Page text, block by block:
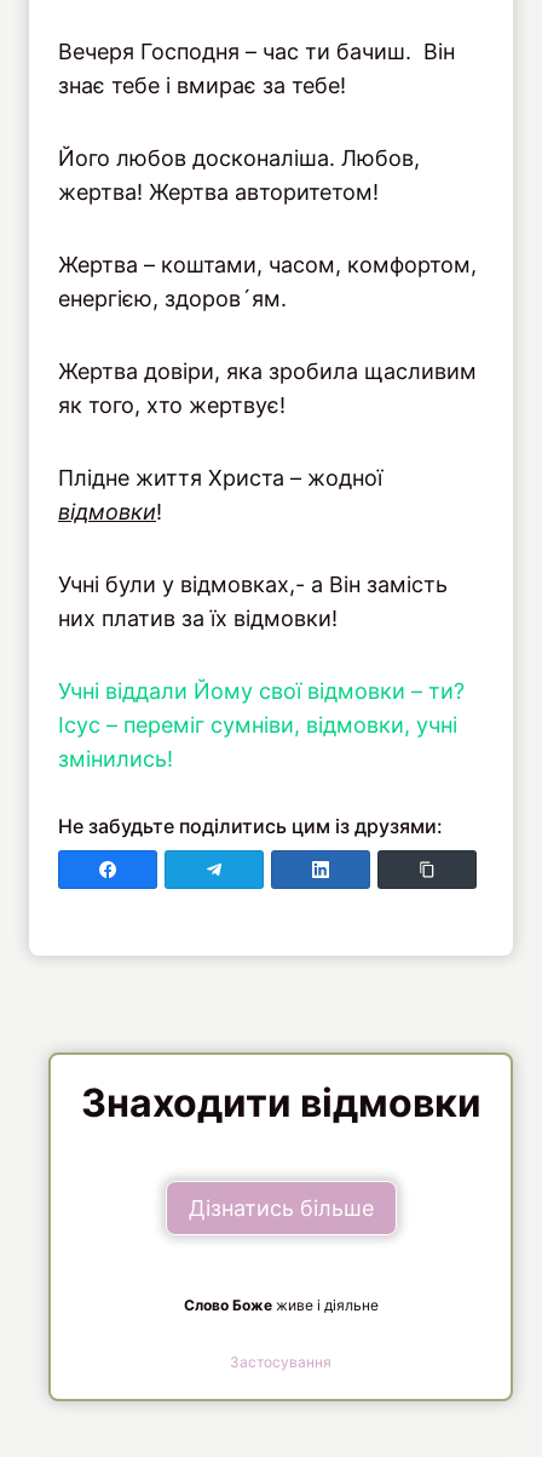
Вечеря Господня – час ти бачиш. Він
знає тебе і вмирає за тебе!
Його любов досконаліша. Любов,
жертва! Жертва авторитетом!
Жертва – коштами, часом, комфортом,
енергією, здоров´ям.
Жертва довіри, яка зробила щасливим
як того, хто жертвує!
Плідне життя Христа – жодної
відмовки!
Учні були у відмовках,- а Він замість
них платив за їх відмовки!
Учні віддали Йому свої відмовки – ти?
Ісус – переміг сумніви, відмовки, учні
змінились!
Не забудьте поділитись цим із друзями:
Поділитись у FacebooПоділитись у TelegramПоділитись у LinkedIn
Знаходити відмовки
Дізнатись більше
Слово Божеживе і діяльне
Застосування